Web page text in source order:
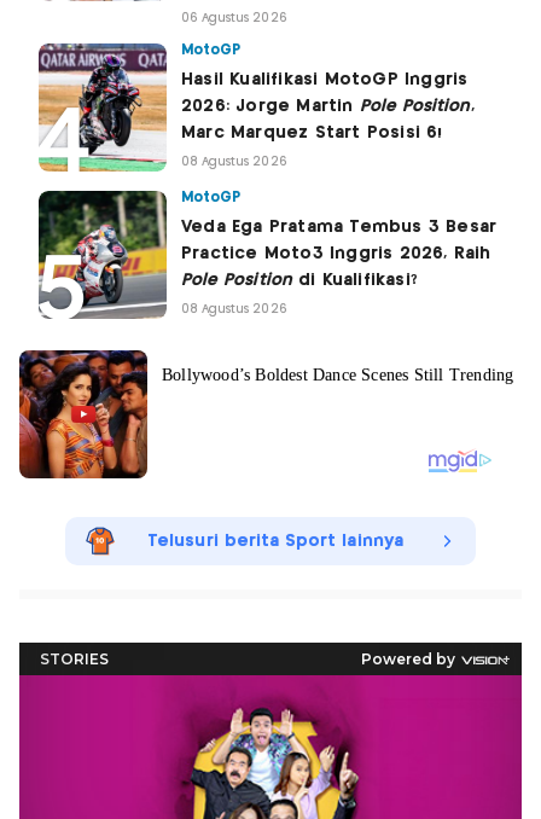
06 Agustus 2026
MotoGP
Hasil Kualifikasi MotoGP Inggris
2026: Jorge Martin Pole Position,
Marc Marquez Start Posisi 6!
08 Agustus 2026
MotoGP
Veda Ega Pratama Tembus 3 Besar
Practice Moto3 Inggris 2026, Raih
Pole Positiondi Kualifikasi?
08 Agustus 2026
Telusuri berita Sport lainnya